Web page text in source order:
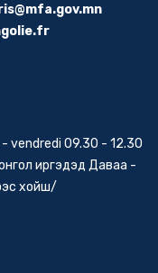
vendredi 09.30 - 12.30
иргэдэд Даваа -
хойш/